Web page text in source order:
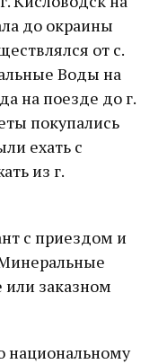
до окраины
от с.
Воды на
на поезде до г.
покупались
ехать с
из г.
с приездом и
или заказном
национальному